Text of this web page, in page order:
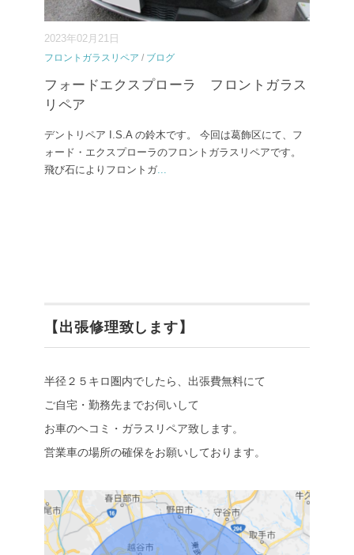
2023年02月21日
フロントガラスリペア / ブログ
フォードエクスプローラ フロントガラス
リペア
デントリペア I.S.A の鈴木です。 今回は葛飾区にて、フ
ォード・エクスプローラのフロントガラスリペアです。
飛び石によりフロントガ...
【出張修理致します】
半径２５キロ圏内でしたら、出張費無料にて
ご自宅・勤務先までお伺いして
お車のヘコミ・ガラスリペア致します。
営業車の場所の確保をお願いしております。